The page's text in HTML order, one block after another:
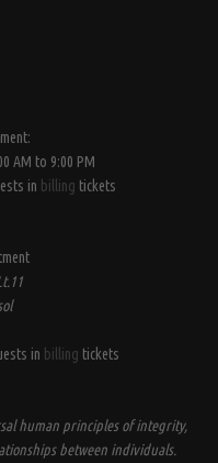
AM to 9:00 PM
in billing tickets
in billing tickets
human principles of integrity,
between individuals.